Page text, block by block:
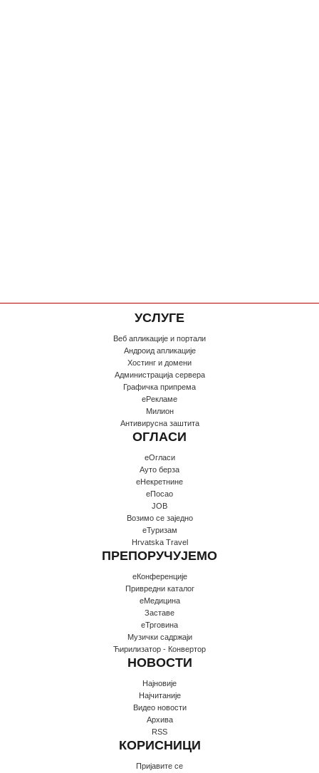
УСЛУГЕ
Веб апликације и портали
Андроид апликације
Хостинг и домени
Администрација сервера
Графичка припрема
еРекламе
Милион
Антивирусна заштита
ОГЛАСИ
еОгласи
Ауто берза
еНекретнине
еПосао
JOB
Возимо се заједно
еТуризам
Hrvatska Travel
ПРЕПОРУЧУЈЕМО
еКонференције
Привредни каталог
еМедицина
Заставе
еТрговина
Музички садржаји
Ћирилизатор - Конвертор
НОВОСТИ
Најновије
Најчитаније
Видео новости
Архива
RSS
КОРИСНИЦИ
Пријавите се